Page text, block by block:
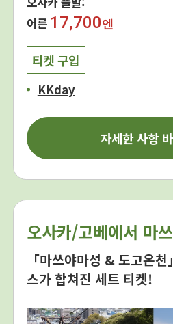
어른 17,700엔
티켓 구입
KKday
자세한 사항
오사카/고베에서 마
「마쓰야마성 & 도고온
스가 합쳐진 세트 티켓!